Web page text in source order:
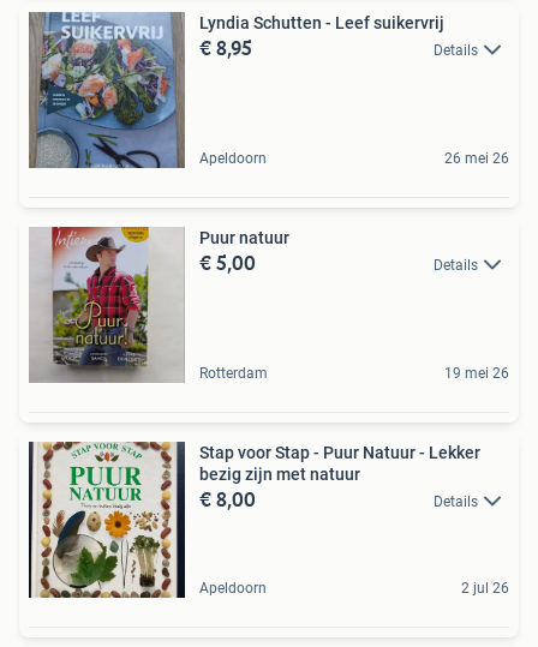
Lyndia Schutten - Leef suikervrij
€ 8,95 Details
Apeldoorn 26 mei 26
Puur natuur
€ 5,00 Details
Rotterdam 19 mei 26
Stap voor Stap - Puur Natuur - Lekker
bezig zijn met natuur
€ 8,00 Details
Apeldoorn 2 jul 26